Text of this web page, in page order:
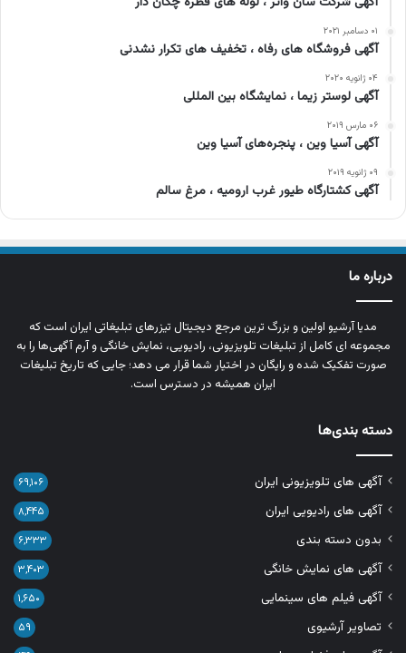
۰۱ دسامبر ۲۰۲۱
آگهی فروشگاه های رفاه ، تخفیف های تکرار نشدنی
۰۴ ژانویه ۲۰۲۰
آگهی لوستر زیما ، نمایشگاه بین المللی
۰۶ مارس ۲۰۱۹
آگهی آسیا وین ، پنجره‌های آسیا وین
۰۹ ژانویه ۲۰۱۹
آگهی کشتارگاه طیور غرب ارومیه ، مرغ سالم
درباره ما
مدیا آرشیو اولین و بزرگ‌ ترین مرجع دیجیتال تیزرهای تبلیغاتی ایران است که
مجموعه‌ ای کامل از تبلیغات تلویزیونی، رادیویی، نمایش خانگی و آرم‌ آگهی‌ها را به‌
صورت تفکیک‌ شده و رایگان در اختیار شما قرار می‌ دهد؛ جایی که تاریخ تبلیغات
ایران همیشه در دسترس است.
دسته بندی‌ها
آگهی های تلویزیونی ایران ۶۹,۱۰۶
آگهی های رادیویی ایران ۸,۴۴۵
بدون دسته بندی ۶,۳۳۳
آگهی های نمایش خانگی ۳,۴۰۳
آگهی فیلم های سینمایی ۱,۶۵۰
تصاویر آرشیوی ۵۹